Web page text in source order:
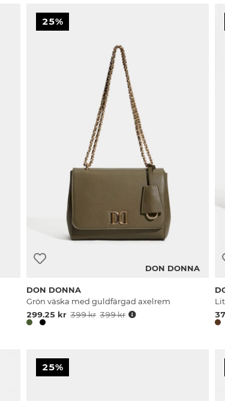
25%
DON DONNA
DON DONNA
Grön väska med guldfärgad axelrem
299.25 kr 399 kr 399 kr
25%